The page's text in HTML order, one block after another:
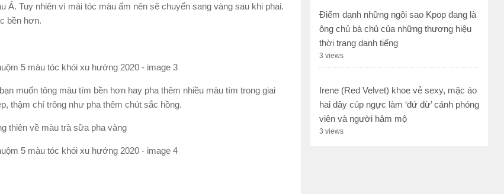
Tuy nhiên vì mái tóc màu ấm nên sẽ chuyển sang vàng sau khi phai.
bền hơn.
muốn tông màu tím bền hơn hay pha thêm nhiều màu tím trong giai
thậm chí trông như pha thêm chút sắc hồng.
thiên về màu trà sữa pha vàng
Điểm danh những ngôi sao Kpop đang là
ông chủ bà chủ của những thương hiệu
thời trang danh tiếng
3 views
Irene (Red Velvet) khoe vẻ sexy, mặc áo
hai dây cúp ngực làm ‘đứ đừ’ cánh phóng
viên và người hâm mộ
3 views